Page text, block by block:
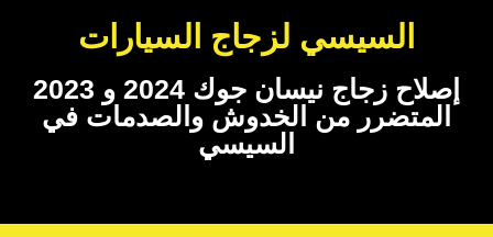
السيسي لزجاج السيارات
إصلاح زجاج نيسان جوك 2024 و 2023
المتضرر من الخدوش والصدمات في
السيسي